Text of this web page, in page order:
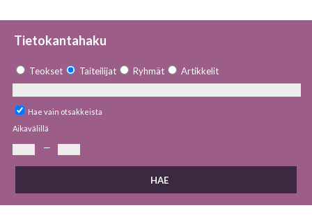
Tietokantahaku
Teokset Taiteilijat Ryhmät Artikkelit
Hae vain otsakkeista
Aikavälillä
—